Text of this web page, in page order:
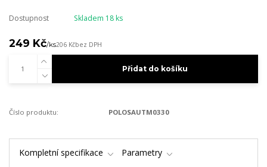
Dostupnost Skladem 18 ks
249 Kč/ks206 Kčbez DPH
Přidat do košíku
Číslo produktu: POLOSAUTM0330
Kompletní specifikace
Parametry